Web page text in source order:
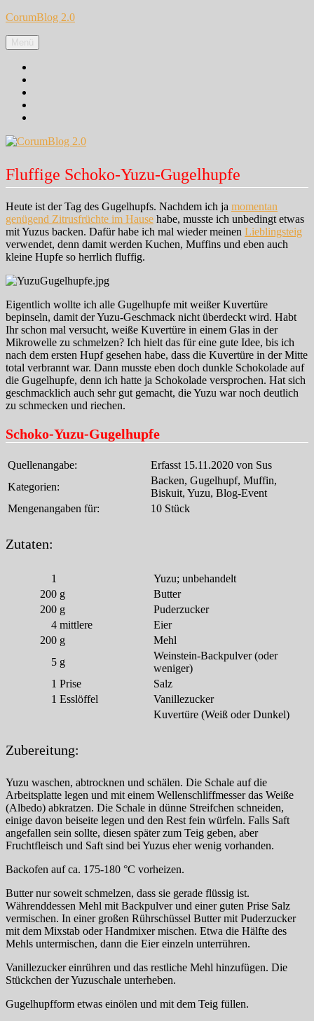
Zum
springen
CorumBlog 2.0
Menü
Fluffige Schoko-Yuzu-Gugelhupfe
Heute ist der Tag des Gugelhupfs. Nachdem ich ja momentan
genügend Zitrusfrüchte im Hause habe, musste ich unbedingt etwas
mit Yuzus backen. Dafür habe ich mal wieder meinen Lieblingsteig
verwendet, denn damit werden Kuchen, Muffins und eben auch
kleine Hupfe so herrlich fluffig.
Eigentlich wollte ich alle Gugelhupfe mit weißer Kuvertüre
bepinseln, damit der Yuzu-Geschmack nicht überdeckt wird. Habt
Ihr schon mal versucht, weiße Kuvertüre in einem Glas in der
Mikrowelle zu schmelzen? Ich hielt das für eine gute Idee, bis ich
nach dem ersten Hupf gesehen habe, dass die Kuvertüre in der Mitte
total verbrannt war. Dann musste eben doch dunkle Schokolade auf
die Gugelhupfe, denn ich hatte ja Schokolade versprochen. Hat sich
geschmacklich auch sehr gut gemacht, die Yuzu war noch deutlich
zu schmecken und riechen.
Schoko-Yuzu-Gugelhupfe
Quellenangabe:
Erfasst 15.11.2020 von Sus
Kategorien:
Backen, Gugelhupf, Muffin,
Biskuit, Yuzu, Blog-Event
Mengenangaben für:
10 Stück
Zutaten:
1
Yuzu; unbehandelt
200 g
Butter
200 g
Puderzucker
4 mittlere
Eier
200 g
Mehl
5 g
Weinstein-Backpulver (oder
weniger)
1 Prise
Salz
1 Esslöffel
Vanillezucker
Kuvertüre (Weiß oder Dunkel)
Zubereitung:
Yuzu waschen, abtrocknen und schälen. Die Schale auf die
Arbeitsplatte legen und mit einem Wellenschliffmesser das Weiße
(Albedo) abkratzen. Die Schale in dünne Streifchen schneiden,
einige davon beiseite legen und den Rest fein würfeln. Falls Saft
angefallen sein sollte, diesen später zum Teig geben, aber
Fruchtfleisch und Saft sind bei Yuzus eher wenig vorhanden.
Backofen auf ca. 175-180 °C vorheizen.
Butter nur soweit schmelzen, dass sie gerade flüssig ist.
Währenddessen Mehl mit Backpulver und einer guten Prise Salz
vermischen. In einer großen Rührschüssel Butter mit Puderzucker
mit dem Mixstab oder Handmixer mischen. Etwa die Hälfte des
Mehls untermischen, dann die Eier einzeln unterrühren.
Vanillezucker einrühren und das restliche Mehl hinzufügen. Die
Stückchen der Yuzuschale unterheben.
Gugelhupfform etwas einölen und mit dem Teig füllen.